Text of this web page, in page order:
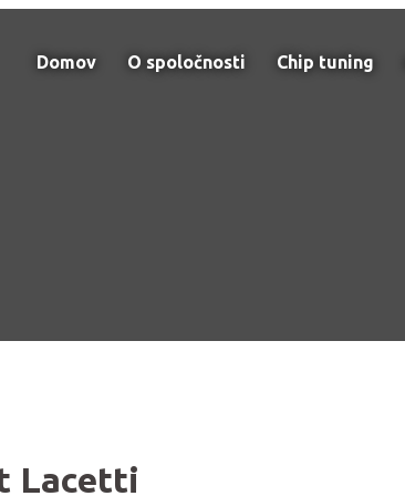
Domov O spoločnosti Chip tuning
Lacetti